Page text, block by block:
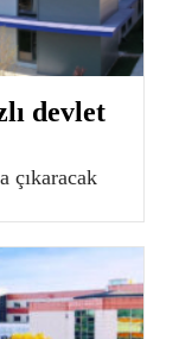
devlet
çıkaracak